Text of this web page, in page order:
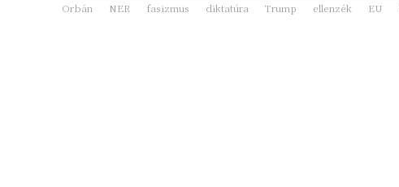
Orbán NER fasizmus diktatúra Trump ellenzék EU